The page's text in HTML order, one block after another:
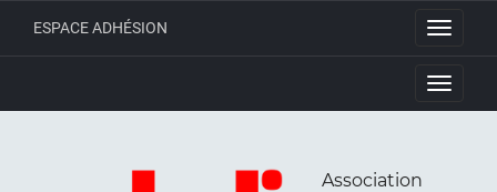
Toggle
ESPACE ADHÉSION
Toggle
Association